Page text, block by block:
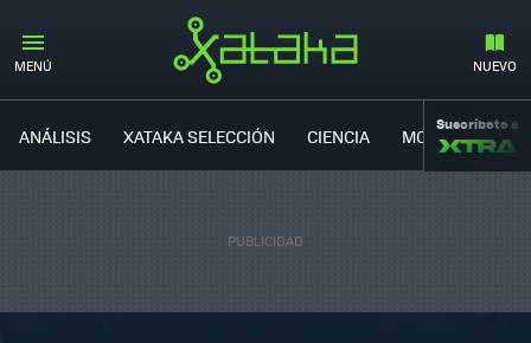
MENÚ NUEVO
ANÁLISIS XATAKA SELECCIÓN CIENCIA MOVILIDAD
Suscríbete a